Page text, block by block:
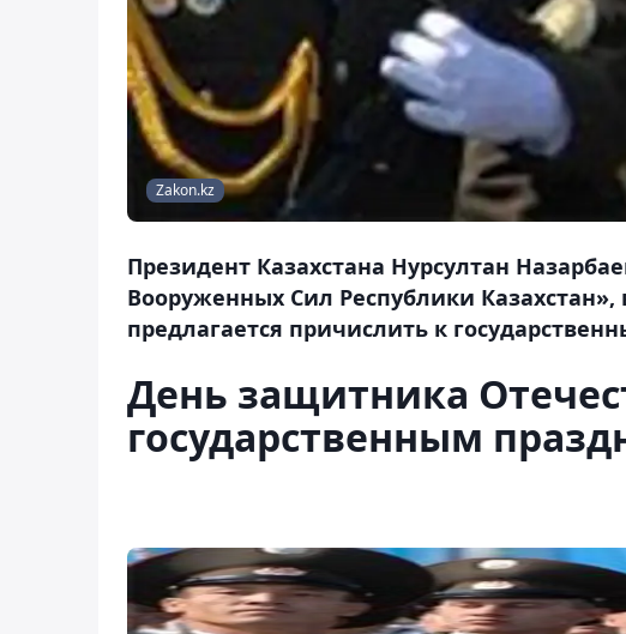
Zakon.kz
Президент Казахстана Нурсултан
Вооруженных Сил Республики Казахстан»,
предлагается причислить к
День защитника
государственным